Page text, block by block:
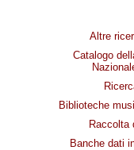
Altre
Catalogo
Biblioteche
Raccolta
Banche dati